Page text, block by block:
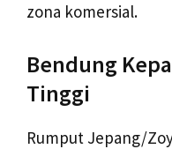
zona komersial.
Bendung
Tinggi
Rumput Jepang/